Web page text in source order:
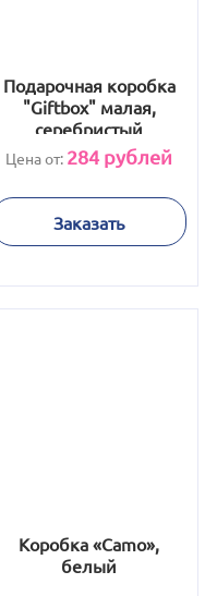
Подарочная коробка
"Giftbox" малая,
серебристый
Цена от: 284рублей
Заказать
Коробка «Camo»,
белый